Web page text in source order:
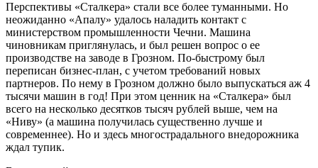
Перспективы «Сталкера» стали все более туманными. Но
неожиданно «Апалу» удалось наладить контакт с
министерством промышленности Чечни. Машина
чиновникам приглянулась, и был решен вопрос о ее
производстве на заводе в Грозном. По-быстрому был
переписан бизнес-план, с учетом требований новых
партнеров. По нему в Грозном должно было выпускаться аж 4
тысячи машин в год! При этом ценник на «Сталкера» был
всего на несколько десятков тысяч рублей выше, чем на
«Ниву» (а машина получилась существенно лучше и
современнее). Но и здесь многострадального внедорожника
ждал тупик.